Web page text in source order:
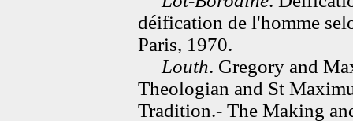
déification de l'homme
Paris, 1970.
Louth. Gregory and
Theologian and St
Tradition.- The Making